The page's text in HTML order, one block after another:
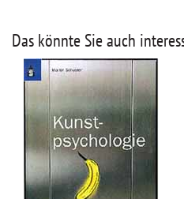
Das könnte Sie auch